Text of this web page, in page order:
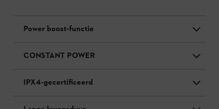
Power boost-functie
CONSTANT POWER
IPX4-gecertificeerd